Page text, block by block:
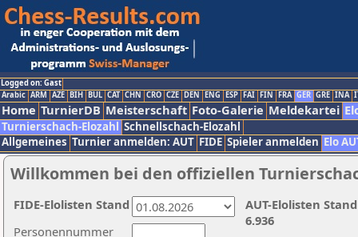
Logged on: Gast
Arabic ARM AZE BIH BUL CAT CHN CRO CZE DEN ENG ESP FAI FIN FRA GER GRE INA
Home TurnierDB Meisterschaft Foto-Galerie Meldekartei
Turnierschach-Elozahl Schnellschach-Elozahl
Allgemeines Turnier anmelden: AUT FIDE Spieler anmelden Elo
Willkommen bei den offiziellen
Personennummer
AUT-Elolisten
6.936
FIDE-Elolisten Stand